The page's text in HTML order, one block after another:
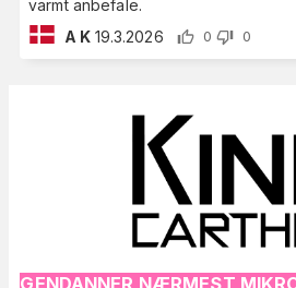
varmt anbefale.
A K 19.3.2026 0 0
GENDANNER NÆRMEST